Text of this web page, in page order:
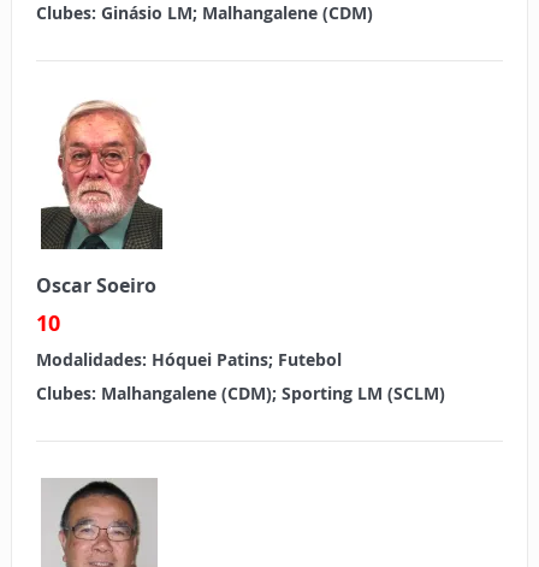
Clubes: Ginásio LM; Malhangalene (CDM)
Oscar Soeiro
10
Modalidades: Hóquei Patins; Futebol
Clubes: Malhangalene (CDM); Sporting LM (SCLM)